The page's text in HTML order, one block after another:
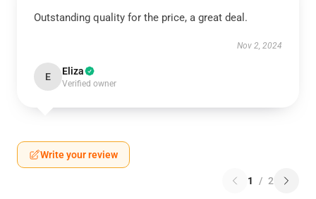
Outstanding quality for the price, a great deal.
Nov 2, 2024
E Eliza
Verified owner
Write your review
1 / 2